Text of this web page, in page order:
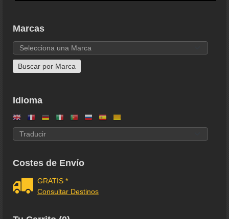
Marcas
Idioma
Costes de Envío
GRATIS *
Consultar Destinos